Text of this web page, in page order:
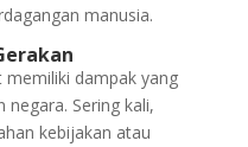
manusia.
memiliki dampak yang
negara. Sering kali,
kebijakan atau